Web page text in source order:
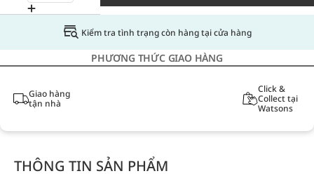
Kiểm tra tình trạng còn hàng tại cửa hàng
PHƯƠNG THỨC GIAO HÀNG
Giao hàng
tận nhà
Click &
Collect tại
Watsons
THÔNG TIN SẢN PHẨM